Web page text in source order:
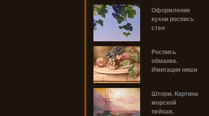
Оформление
кухни роспись
стен
Роспись
обманка.
Имитация ниши
Шторм. Картина
морской
пейзаж.